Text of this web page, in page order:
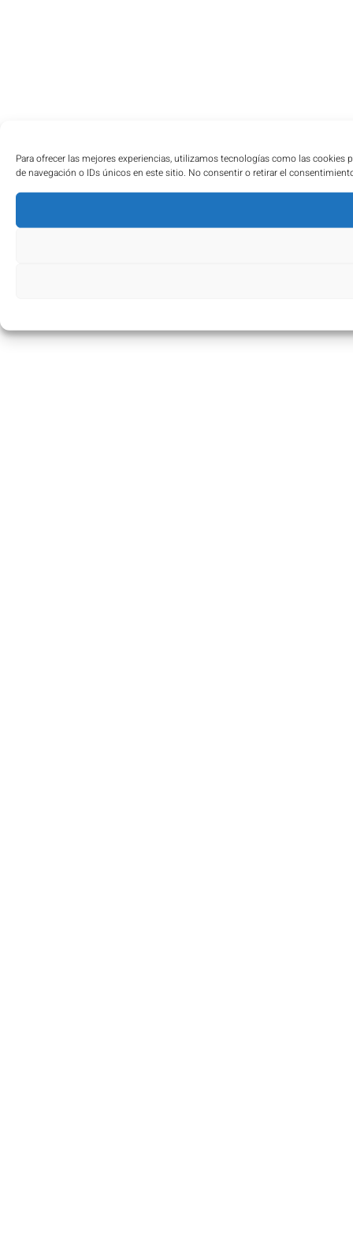
Para ofrecer las mejores experiencias, utilizamos tecnologías como las
de navegación o IDs únicos en este sitio. No consentir o retirar el